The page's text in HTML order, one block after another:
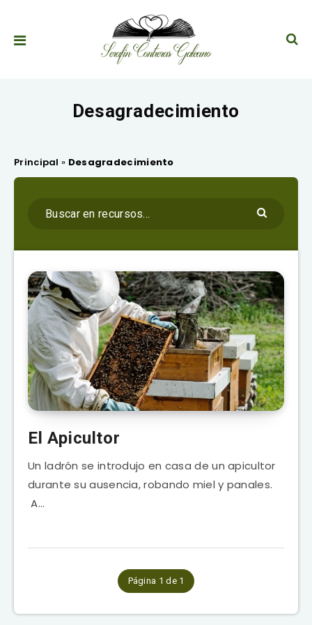
Desagradecimiento
Principal » Desagradecimiento
El Apicultor
Un ladrón se introdujo en casa de un apicultor
durante su ausencia, robando miel y panales.
A…
Página 1 de 1